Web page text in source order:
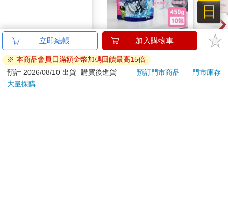
典藏-古美術8月2026第
405期
240 特價 228 元
加入購物車
韓國SANDOKKAEBI
山鬼怪 洗衣槽清潔劑
450公克-10包組
59 折 特價 591
拍
立即結帳 加入購物車
※ 本商品會員日滿額金幣加碼回饋最高15倍
預計 2026/08/10 出貨
購買後進貨 預訂門市商品
門市庫存
大量採購
日